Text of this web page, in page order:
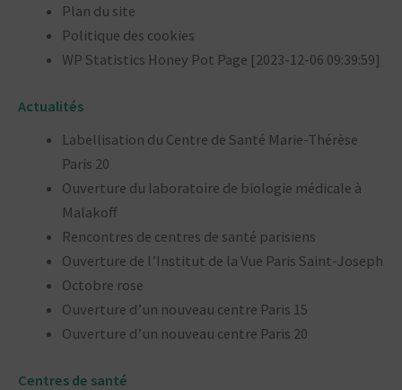
Plan du site
Politique des cookies
WP Statistics Honey Pot Page [2023-12-06 09:39:59]
Actualités
Labellisation du Centre de Santé Marie-Thérèse
Paris 20
Ouverture du laboratoire de biologie médicale à
Malakoff
Rencontres de centres de santé parisiens
Ouverture de l’Institut de la Vue Paris Saint-Joseph
Octobre rose
Ouverture d’un nouveau centre Paris 15
Ouverture d’un nouveau centre Paris 20
Centres de santé